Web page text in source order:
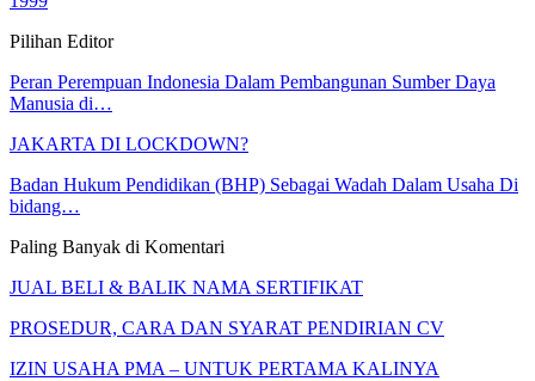
Pilihan Editor
Peran Perempuan Indonesia Dalam Pembangunan Sumber Daya
Manusia di…
JAKARTA DI LOCKDOWN?
Badan Hukum Pendidikan (BHP) Sebagai Wadah Dalam Usaha Di
bidang…
Paling Banyak di Komentari
JUAL BELI & BALIK NAMA SERTIFIKAT
PROSEDUR, CARA DAN SYARAT PENDIRIAN CV
IZIN USAHA PMA – UNTUK PERTAMA KALINYA